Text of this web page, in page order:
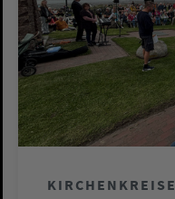
KIRCHENKREISE